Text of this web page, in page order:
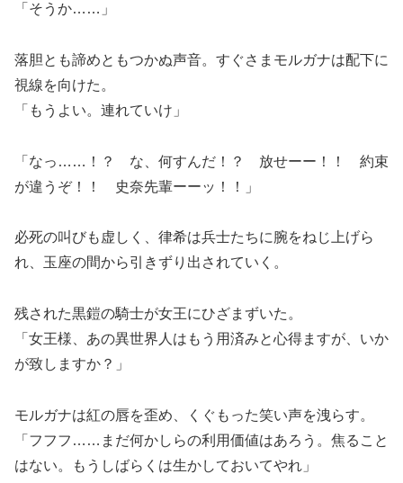
「そうか……」
落胆とも諦めともつかぬ声音。すぐさまモルガナは配下に
視線を向けた。
「もうよい。連れていけ」
「なっ……！？ な、何すんだ！？ 放せーー！！ 約束
が違うぞ！！ 史奈先輩ーーッ！！」
必死の叫びも虚しく、律希は兵士たちに腕をねじ上げら
れ、玉座の間から引きずり出されていく。
残された黒鎧の騎士が女王にひざまずいた。
「女王様、あの異世界人はもう用済みと心得ますが、いか
が致しますか？」
モルガナは紅の唇を歪め、くぐもった笑い声を洩らす。
「フフフ……まだ何かしらの利用価値はあろう。焦ること
はない。もうしばらくは生かしておいてやれ」